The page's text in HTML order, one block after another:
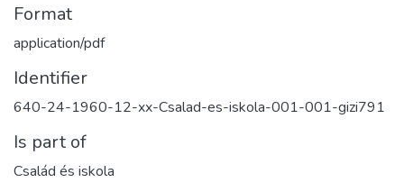
Format
application/pdf
Identifier
640-24-1960-12-xx-Csalad-es-iskola-001-001-gizi791
Is part of
Család és iskola